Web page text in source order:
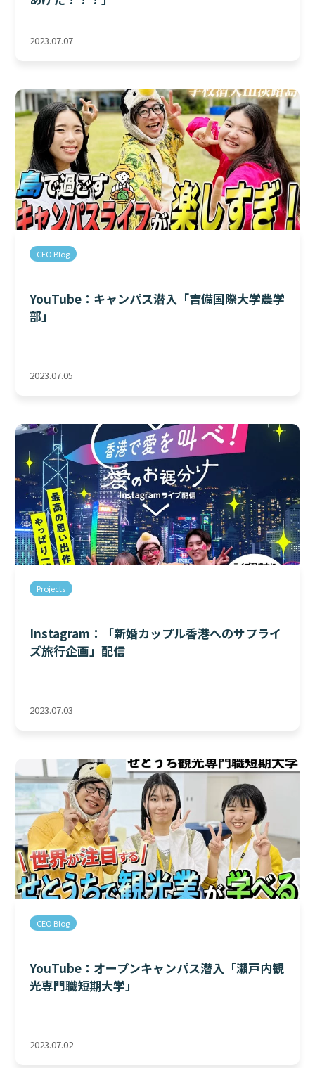
2023.07.07
CEO Blog
YouTube：キャンパス潜入「吉備国際大学農学
部」
2023.07.05
Projects
Instagram：「新婚カップル香港へのサプライ
ズ旅行企画」配信
2023.07.03
CEO Blog
YouTube：オープンキャンパス潜入「瀬戸内観
光専門職短期大学」
2023.07.02